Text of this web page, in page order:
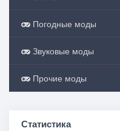
Погодные моды
Звуковые моды
Прочие моды
Статистика